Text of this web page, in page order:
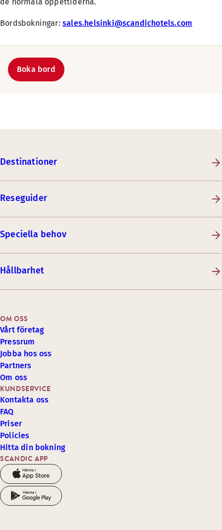
Bordsbokningar:sales.helsinki@scandichotels.com
Boka bord
Destinationer
Reseguider
Speciella behov
Hållbarhet
SCANDIC APP
KUNDSERVICE
Kontakta oss
FAQ
Priser
Policies
Hitta din bokning
OM OSS
Vårt företag
Pressrum
Jobba hos oss
Partners
Om oss